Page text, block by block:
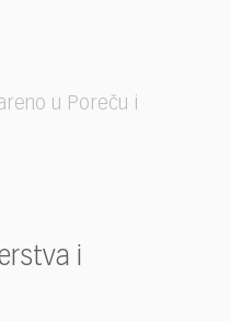
u Poreču i
i